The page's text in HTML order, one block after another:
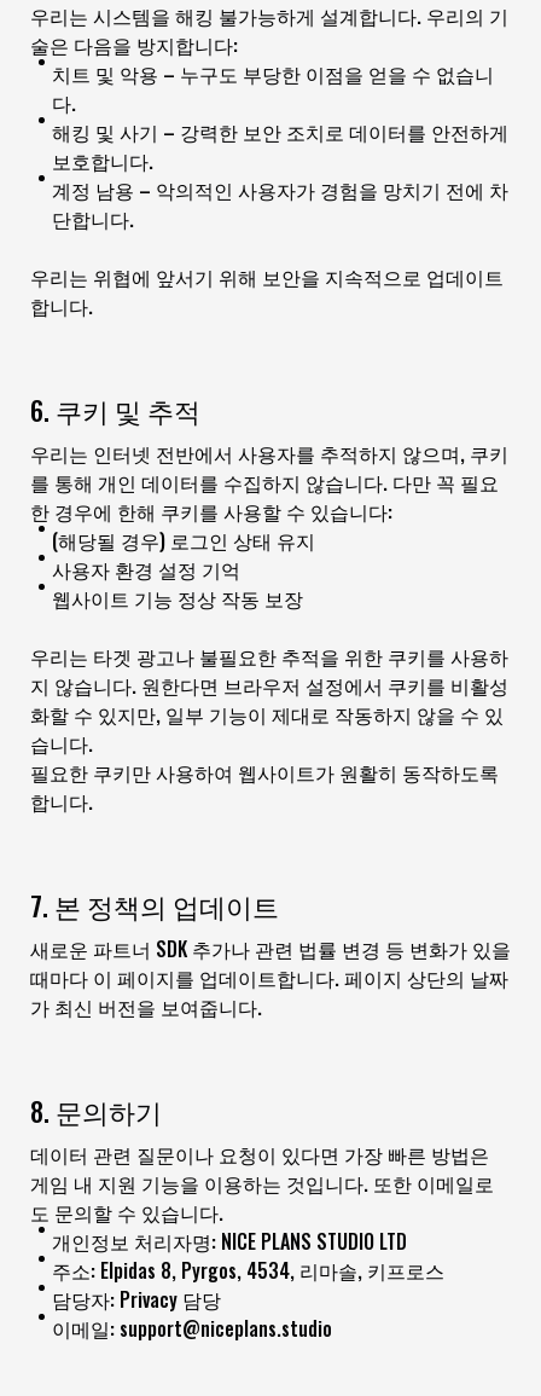
우리는 시스템을 해킹 불가능하게 설계합니다. 우리의 기
술은 다음을 방지합니다:
치트 및 악용 – 누구도 부당한 이점을 얻을 수 없습니
다.
해킹 및 사기 – 강력한 보안 조치로 데이터를 안전하게
보호합니다.
계정 남용 – 악의적인 사용자가 경험을 망치기 전에 차
단합니다.
우리는 위협에 앞서기 위해 보안을 지속적으로 업데이트
합니다.
6. 쿠키 및 추적
우리는 인터넷 전반에서 사용자를 추적하지 않으며, 쿠키
를 통해 개인 데이터를 수집하지 않습니다. 다만 꼭 필요
한 경우에 한해 쿠키를 사용할 수 있습니다:
(해당될 경우) 로그인 상태 유지
사용자 환경 설정 기억
웹사이트 기능 정상 작동 보장
우리는 타겟 광고나 불필요한 추적을 위한 쿠키를 사용하
지 않습니다. 원한다면 브라우저 설정에서 쿠키를 비활성
화할 수 있지만, 일부 기능이 제대로 작동하지 않을 수 있
습니다.
필요한 쿠키만 사용하여 웹사이트가 원활히 동작하도록
합니다.
7. 본 정책의 업데이트
새로운 파트너 SDK 추가나 관련 법률 변경 등 변화가 있을
때마다 이 페이지를 업데이트합니다. 페이지 상단의 날짜
가 최신 버전을 보여줍니다.
8. 문의하기
데이터 관련 질문이나 요청이 있다면 가장 빠른 방법은
게임 내 지원 기능을 이용하는 것입니다. 또한 이메일로
도 문의할 수 있습니다.
개인정보 처리자명: NICE PLANS STUDIO LTD
주소: Elpidas 8, Pyrgos, 4534, 리마솔, 키프로스
담당자: Privacy 담당
이메일: support@niceplans.studio